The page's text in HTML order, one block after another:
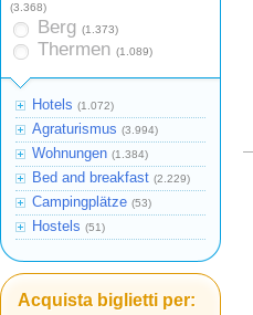
(3.368)
Berg (1.373)
Thermen (1.089)
Hotels (1.072)
Agraturismus (3.994)
Wohnungen (1.384)
Bed and breakfast (2.229)
Campingplätze (53)
Hostels (51)
Acquista biglietti per: